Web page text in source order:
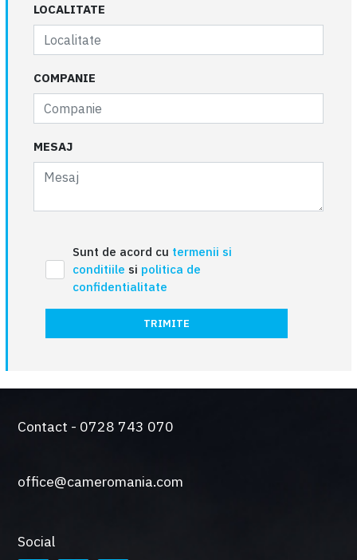
LOCALITATE
COMPANIE
MESAJ
Sunt de acord cu termenii si
conditiile si politica de
confidentialitate
TRIMITE
Contact - 0728 743 070
office@cameromania.com
Social